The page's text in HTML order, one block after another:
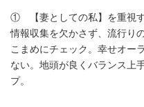
① 【妻としての私】を重視す
情報収集を欠かさず、流行り
こまめにチェック。幸せオー
ない。地頭が良くバランス上
プ。